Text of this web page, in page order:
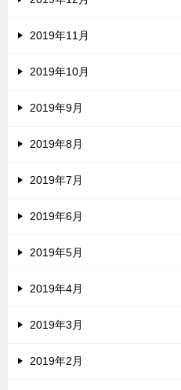
2019年11月
2019年10月
2019年9月
2019年8月
2019年7月
2019年6月
2019年5月
2019年4月
2019年3月
2019年2月